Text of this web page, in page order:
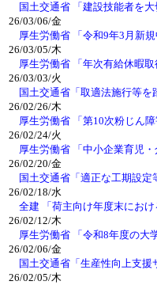
国土交通省 「建設技能者を
26/03/06/金
厚生労働省 「令和9年3月新
26/03/05/木
厚生労働省 「年次有給休暇
26/03/03/火
国土交通省「取適法施行等
26/02/26/木
厚生労働省 「第10次粉じん
26/02/24/火
厚生労働省 「中小企業育児
26/02/20/金
国土交通省「適正な工期設
26/02/18/水
全建 「荷主向け年度末にお
26/02/12/木
厚生労働省 「令和8年度の大
26/02/06/金
国土交通省「生産性向上支援
26/02/05/木